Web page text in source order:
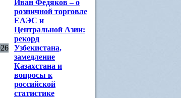
Иван Федяков – о
розничной торговле
ЕАЭС и
Центральной Азии:
рекорд
Узбекистана,
замедление
Казахстана и
вопросы к
российской
статистике